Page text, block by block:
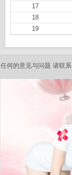
17
18
19
任何的意见与问题 请联系